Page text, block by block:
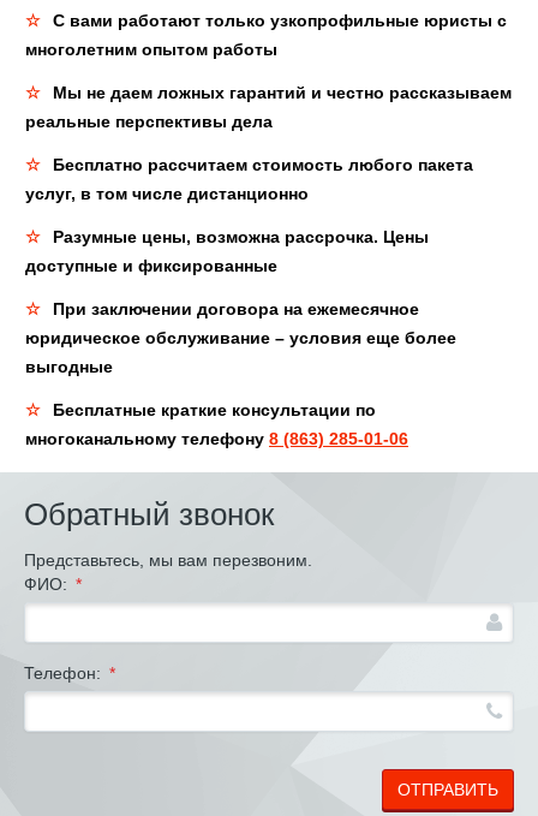
С вами работают только узкопрофильные юристы с
многолетним опытом работы
Мы не даем ложных гарантий и честно рассказываем
реальные перспективы дела
Бесплатно рассчитаем стоимость любого пакета
услуг, в том числе дистанционно
Разумные цены, возможна рассрочка. Цены
доступные и фиксированные
При заключении договора на ежемесячное
юридическое обслуживание – условия еще более
выгодные
Бесплатные краткие консультации по
многоканальному телефону 8 (863) 285-01-06
Обратный звонок
Представьтесь, мы вам перезвоним.
ФИО: *
Телефон: *
ОТПРАВИТЬ